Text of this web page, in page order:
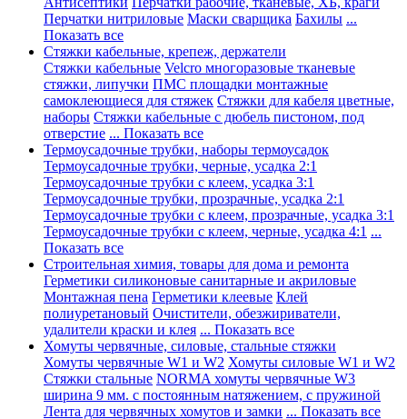
Перчатки нитриловые Маски сварщика Бахилы ...
Показать все
Стяжки кабельные, крепеж, держатели
Стяжки кабельные Velcro многоразовые тканевые
стяжки, липучки ПМС площадки монтажные
самоклеющиеся для стяжек Стяжки для кабеля цветные,
наборы Стяжки кабельные с дюбель пистоном, под
отверстие ... Показать все
Термоусадочные трубки, наборы термоусадок
Термоусадочные трубки, черные, усадка 2:1
Термоусадочные трубки с клеем, усадка 3:1
Термоусадочные трубки, прозрачные, усадка 2:1
Термоусадочные трубки с клеем, прозрачные, усадка 3:1
Термоусадочные трубки с клеем, черные, усадка 4:1 ...
Показать все
Строительная химия, товары для дома и ремонта
Герметики силиконовые санитарные и акриловые
Монтажная пена Герметики клеевые Клей
полиуретановый Очистители, обезжириватели,
удалители краски и клея ... Показать все
Хомуты червячные, силовые, стальные стяжки
Хомуты червячные W1 и W2 Хомуты силовые W1 и W2
Стяжки стальные NORMA хомуты червячные W3
ширина 9 мм. с постоянным натяжением, с пружиной
Лента для червячных хомутов и замки ... Показать все